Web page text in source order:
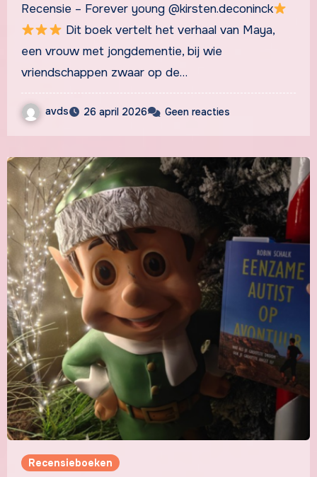
Recensie – Forever young @kirsten.deconinck
Dit boek vertelt het verhaal van Maya,
een vrouw met jongdementie, bij wie
vriendschappen zwaar op de…
avds 26 april 2026 Geen reacties
Recensieboeken